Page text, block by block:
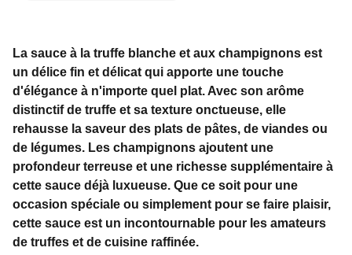
La sauce à la truffe blanche et aux champignons est
un délice fin et délicat qui apporte une touche
d'élégance à n'importe quel plat. Avec son arôme
distinctif de truffe et sa texture onctueuse, elle
rehausse la saveur des plats de pâtes, de viandes ou
de légumes. Les champignons ajoutent une
profondeur terreuse et une richesse supplémentaire à
cette sauce déjà luxueuse. Que ce soit pour une
occasion spéciale ou simplement pour se faire plaisir,
cette sauce est un incontournable pour les amateurs
de truffes et de cuisine raffinée.